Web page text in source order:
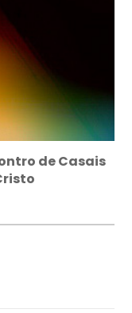
de Casais